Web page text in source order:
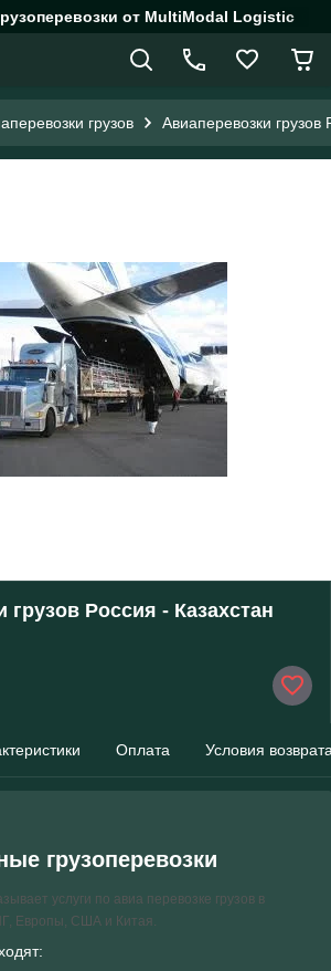
от MultiModal Logistic
грузов Авиаперевозки грузов
грузов Россия - Казахстан
Оплата Условия
грузоперевозки
услуги по авиа перевозке грузов в
Европы, США и Китая.